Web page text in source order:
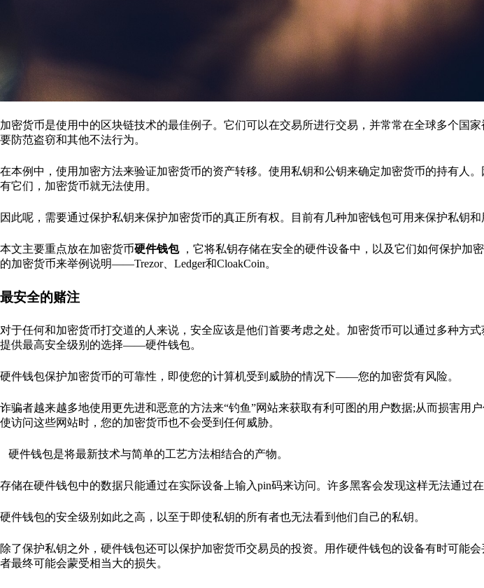
加密货币是使用中的区块链技术的最佳例子。它们可以在交易所进行交易，并常常在全球多个国
要防范盗窃和其他不法行为。
在本例中，使用加密方法来验证加密货币的资产转移。使用私钥和公钥来确定加密货币的持有人
有它们，加密货币就无法使用。
因此呢，需要通过保护私钥来保护加密货币的真正所有权。目前有几种加密钱包可用来保护私钥
本文主要重点放在加密货币硬件钱包 ，它将私钥存储在安全的硬件设备中，以及它们如何保护加
的加密货币来举例说明——Trezor、Ledger和CloakCoin。
最安全的赌注
对于任何和加密货币打交道的人来说，安全应该是他们首要考虑之处。加密货币可以通过多种方
提供最高安全级别的选择——硬件钱包。
硬件钱包保护加密货币的可靠性，即使您的计算机受到威胁的情况下——您的加密货有风险。
诈骗者越来越多地使用更先进和恶意的方法来“钓鱼”网站来获取有利可图的用户数据;从而损害用
使访问这些网站时，您的加密货币也不会受到任何威胁。
硬件钱包是将最新技术与简单的工艺方法相结合的产物。
存储在硬件钱包中的数据只能通过在实际设备上输入pin码来访问。许多黑客会发现这样无法通过
硬件钱包的安全级别如此之高，以至于即使私钥的所有者也无法看到他们自己的私钥。
除了保护私钥之外，硬件钱包还可以保护加密货币交易员的投资。用作硬件钱包的设备有时可能
者最终可能会蒙受相当大的损失。